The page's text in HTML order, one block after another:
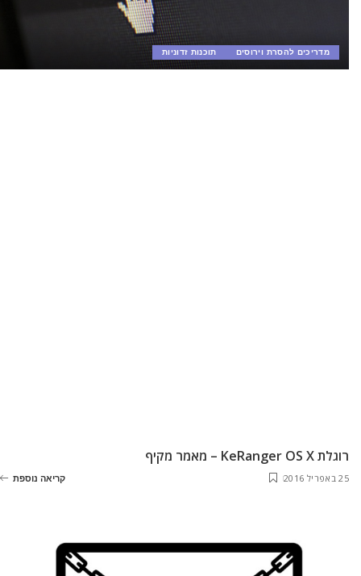
מדריכים להסרת וירוסים תוכנות זדוניות
רוגלת KeRanger OS X – מאמר מקיף
25 באפריל 2016 קריאה נוספת